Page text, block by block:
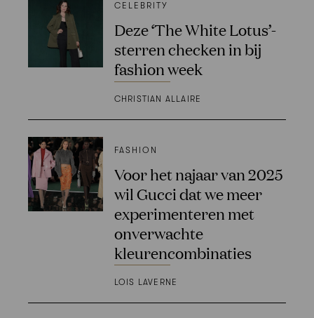
CELEBRITY
Deze ‘The White Lotus’-
sterren checken in bij
fashion week
CHRISTIAN ALLAIRE
FASHION
Voor het najaar van 2025
wil Gucci dat we meer
experimenteren met
onverwachte
kleurencombinaties
LOIS LAVERNE